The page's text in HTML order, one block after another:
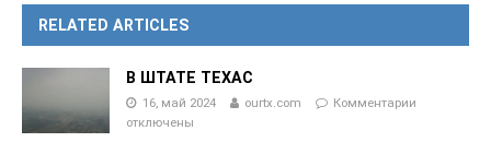
RELATED ARTICLES
В ШТАТЕ ТЕХАС
16, май 2024 ourtx.com
Комментарии
отключены